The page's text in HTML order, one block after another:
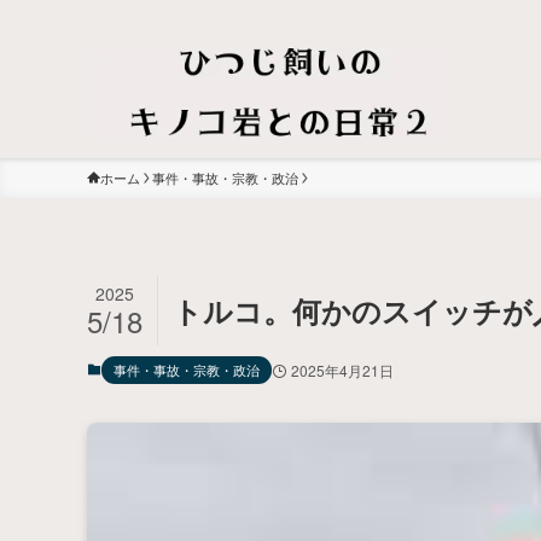
ホーム 事件・事故・宗教・政治
トルコ。何かのスイッチ
2025
5/18
事件・事故・宗教・政治 2025年4月21日